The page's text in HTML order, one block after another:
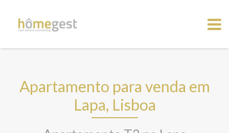
Apartamento para venda em
Lapa, Lisboa